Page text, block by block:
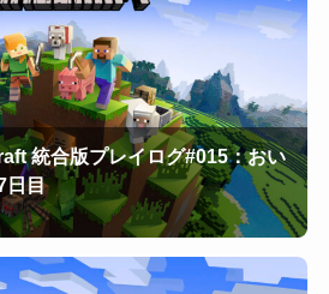
統合版プレイログ#015：おい
日目